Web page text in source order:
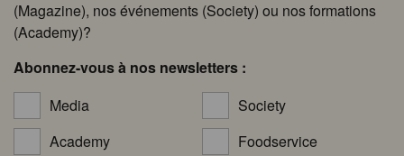
(Magazine), nos événements (Society) ou nos formations
(Academy)?
Abonnez-vous à nos newsletters :
Media
Society
Academy
Foodservice